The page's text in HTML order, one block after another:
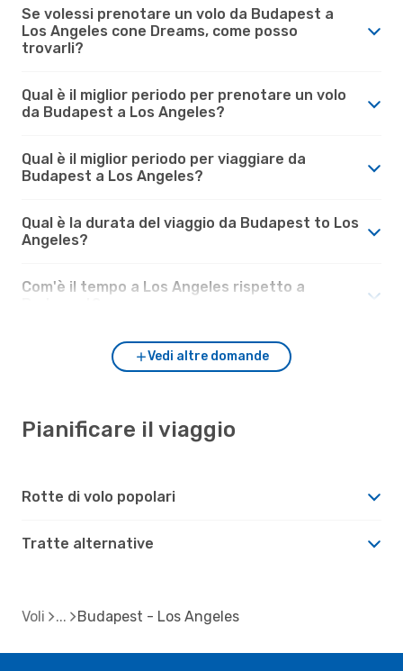
Se volessi prenotare un volo da Budapest a
Los Angeles cone Dreams, come posso
trovarli?
Qual è il miglior periodo per prenotare un volo
da Budapest a Los Angeles?
Qual è il miglior periodo per viaggiare da
Budapest a Los Angeles?
Qual è la durata del viaggio da Budapest to Los
Angeles?
Com'è il tempo a Los Angeles rispetto a
Vedi altre domande
Pianificare il viaggio
Rotte di volo popolari
Tratte alternative
Voli Budapest - Los Angeles